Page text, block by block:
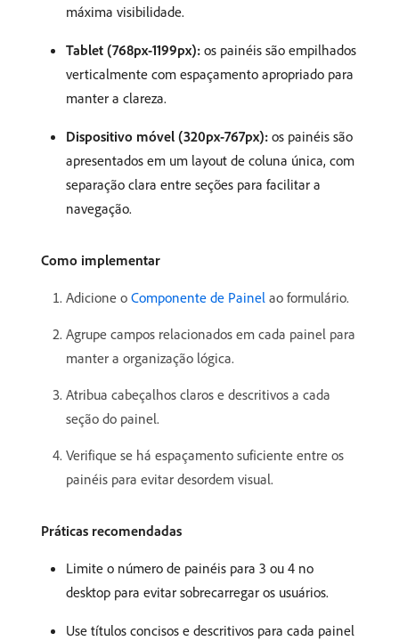
máxima visibilidade.
Tablet (768px-1199px): os painéis são empilhados
verticalmente com espaçamento apropriado para
manter a clareza.
Dispositivo móvel (320px-767px): os painéis são
apresentados em um layout de coluna única, com
separação clara entre seções para facilitar a
navegação.
Como implementar
Adicione o Componente de Painel ao formulário.
Agrupe campos relacionados em cada painel para
manter a organização lógica.
Atribua cabeçalhos claros e descritivos a cada
seção do painel.
Verifique se há espaçamento suficiente entre os
painéis para evitar desordem visual.
Práticas recomendadas
Limite o número de painéis para 3 ou 4 no
desktop para evitar sobrecarregar os usuários.
Use títulos concisos e descritivos para cada painel